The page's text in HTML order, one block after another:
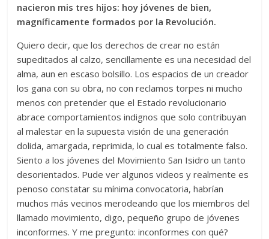
nacieron mis tres hijos: hoy jóvenes de bien,
magníficamente formados por la Revolución.
Quiero decir, que los derechos de crear no están
supeditados al calzo, sencillamente es una necesidad del
alma, aun en escaso bolsillo. Los espacios de un creador
los gana con su obra, no con reclamos torpes ni mucho
menos con pretender que el Estado revolucionario
abrace comportamientos indignos que solo contribuyan
al malestar en la supuesta visión de una generación
dolida, amargada, reprimida, lo cual es totalmente falso.
Siento a los jóvenes del Movimiento San Isidro un tanto
desorientados. Pude ver algunos videos y realmente es
penoso constatar su mínima convocatoria, habrían
muchos más vecinos merodeando que los miembros del
llamado movimiento, digo, pequeño grupo de jóvenes
inconformes. Y me pregunto: inconformes con qué?